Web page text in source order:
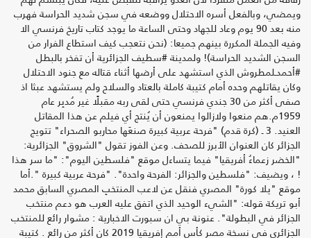
ويمضي، وبالفعل أسره الاحتلال ووضعه في سجن شديد الحراسة فهرب
منه بعد 90 يوم وعاد للجهاد وحتى الساعة ما يوجد كتاب تاريخ فرنسي الا
وفيه الجملة المكررة بينهم جميعا: (نحن نتعجب كيف استطاع الفرار من
السجن الشديد الحراسة)! ولمدينة #سطيف الجزائرية أن تفخر بالبطل
#أحمدـلمطروش الذي استشهد على أرضها أثناء قتاله مع جنود الاحتلال
وكان يقاتلهم وحده أمام كتيبة كاملة بالعتاد والسلاح ولم يستشهد عبثا اذ
صفى أكثر من 30 جندي فرنسي حتى لقى ربه مقبلًا غير مُدبِر عام
1959م.هم منعوا ولازالوا يمنعون أن يُنتج أي فيلم عن هذا المقاتل
العنيد. 3 ـ (كرة قدم) "فرحة عربية كبيرة صنعَها محاربو الصحراء" تتويج
الجزائر كان العنوان الأبرز للصحف. وعن الفوز تقول "الشروق" الجزائرية:
"الخضر زعماءُ أفريقيا" فيما يتساءل موقع "فلسطين اليوم": "ما سر هذا
! ، ويضيف: "فلسطين والجزائر: الفرحة واحدة". "فرحة عربية كبيرة ".أما
موقع "يلا كورة" المصري فنقل عن لاعب المنتخبِ المصري السابق محمد
أبو تريكة قوله: "الشيء الوحيد الذي اتفق عليه العرب هو دعم منتخب
الجزائر في البطولة". عنونة بي ان سبورت الاخبارية : مشوار رائع للمنتخب
الجزائري في نسخة مصر كأس أمم إفريقيا 2019 كان أكثر من رائع . كتيبة